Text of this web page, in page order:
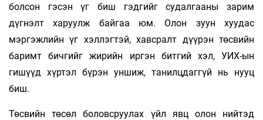
болсон гэсэн үг биш гэдгийг судалгааны зарим
дүгнэлт харуулж байгаа юм. Олон зуун хуудас
мэргэжлийн үг хэллэгтэй, хавсралт дүүрэн төсвийн
баримт бичгийг жирийн иргэн битгий хэл, УИХ-ын
гишүүд хүртэл бүрэн уншиж, танилцдаггүй нь нууц
биш.
Төсвийн төсөл боловсруулах үйл явц олон нийтэд